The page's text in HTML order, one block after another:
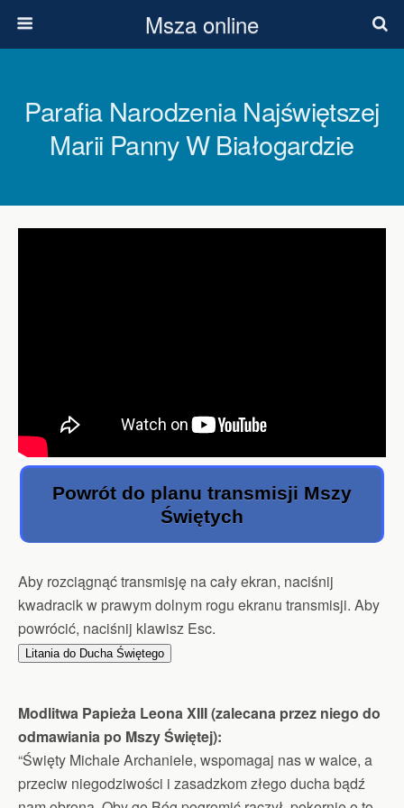
Msza online
Parafia Narodzenia Najświętszej
Marii Panny W Białogardzie
Powrót do planu transmisji Mszy
Świętych
Aby rozciągnąć transmisję na cały ekran, naciśnij
kwadracik w prawym dolnym rogu ekranu transmisji. Aby
powrócić, naciśnij klawisz Esc.
Litania do Ducha Świętego
Modlitwa Papieża Leona XIII (zalecana przez niego do
odmawiania po Mszy Świętej):
“Święty Michale Archaniele, wspomagaj nas w walce, a
przeciw niegodziwości i zasadzkom złego ducha bądź